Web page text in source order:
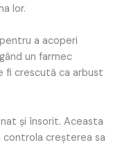
lor.
a acoperi
un farmec
fi crescută ca arbust
și însorit. Aceasta
creșterea sa